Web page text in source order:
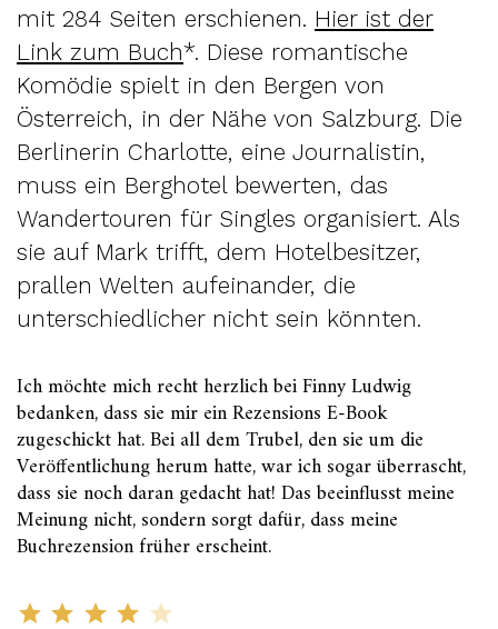
mit 284 Seiten erschienen. Hier ist der
Link zum Buch*. Diese romantische
Komödie spielt in den Bergen von
Österreich, in der Nähe von Salzburg. Die
Berlinerin Charlotte, eine Journalistin,
muss ein Berghotel bewerten, das
Wandertouren für Singles organisiert. Als
sie auf Mark trifft, dem Hotelbesitzer,
prallen Welten aufeinander, die
unterschiedlicher nicht sein könnten.
Ich möchte mich recht herzlich bei Finny Ludwig
bedanken, dass sie mir ein Rezensions E-Book
zugeschickt hat. Bei all dem Trubel, den sie um die
Veröffentlichung herum hatte, war ich sogar überrascht,
dass sie noch daran gedacht hat! Das beeinflusst meine
Meinung nicht, sondern sorgt dafür, dass meine
Buchrezension früher erscheint.